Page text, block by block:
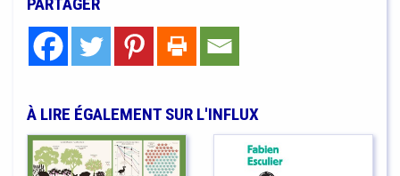
À LIRE ÉGALEMENT SUR L'INFLUX